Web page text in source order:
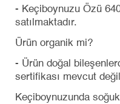
- Keçiboynuzu Özü
satılmaktadır.
Ürün organik mi?
- Ürün doğal
sertifikası mevcut
Keçiboynuzunda